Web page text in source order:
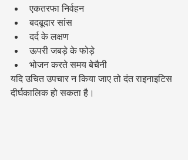
एकतरफा निर्वहन
बदबूदार सांस
दर्द के लक्षण
ऊपरी जबड़े के फोड़े
भोजन करते समय बेचैनी
यदि उचित उपचार न किया जाए तो दंत राइनाइटिस
दीर्घकालिक हो सकता है।